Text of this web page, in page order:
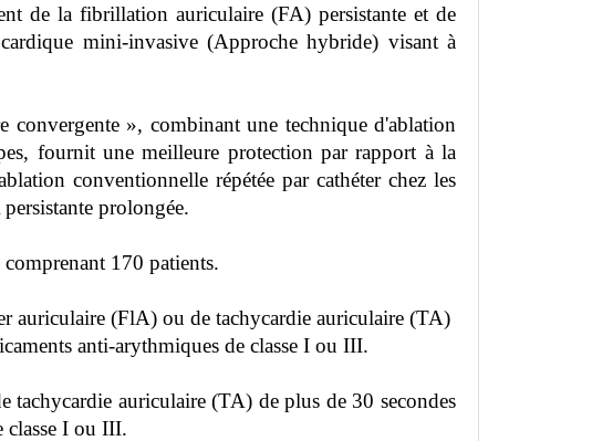
de la fibrillation auriculaire (FA) persistante et de
mini-invasive (Approche hybride) visant à
convergente », combinant une technique d'ablation
fournit une meilleure protection par rapport à la
conventionnelle répétée par cathéter chez les
prolongée.
170 patients.
auriculaire (FlA) ou de tachycardie auriculaire (TA)
anti-arythmiques de classe I ou III.
auriculaire (TA) de plus de 30 secondes
classe I ou III.